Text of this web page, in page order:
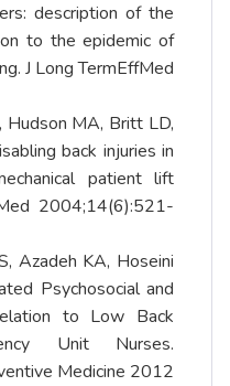
description of the
to the epidemic of
J Long TermEffMed
MA, Britt LD,
back injuries in
patient lift
2004;14(6):521-
Azadeh KA, Hoseini
Psychosocial and
to Low Back
Unit Nurses.
Medicine 2012